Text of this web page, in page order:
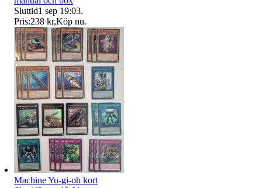
Sluttid1 sep 19:03.
Pris:238 kr,Köp nu.
Machine Yu-gi-oh kort